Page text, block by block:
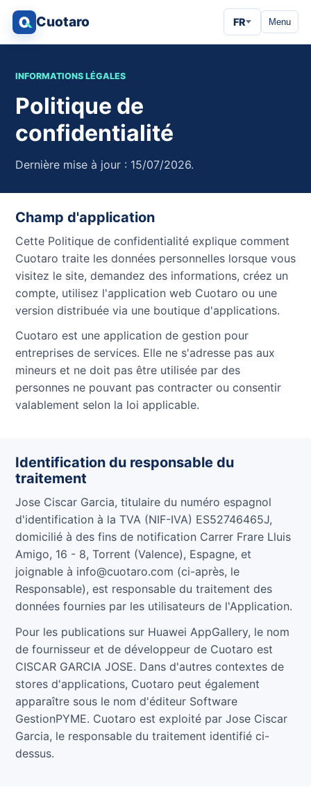
Cuotaro FR Menu
INFORMATIONS LÉGALES
Politique de
confidentialité
Dernière mise à jour : 15/07/2026.
Champ d'application
Cette Politique de confidentialité explique comment
Cuotaro traite les données personnelles lorsque vous
visitez le site, demandez des informations, créez un
compte, utilisez l'application web Cuotaro ou une
version distribuée via une boutique d'applications.
Cuotaro est une application de gestion pour
entreprises de services. Elle ne s'adresse pas aux
mineurs et ne doit pas être utilisée par des
personnes ne pouvant pas contracter ou consentir
valablement selon la loi applicable.
Identification du responsable du
traitement
Jose Ciscar Garcia, titulaire du numéro espagnol
d'identification à la TVA (NIF-IVA) ES52746465J,
domicilié à des fins de notification Carrer Frare Lluis
Amigo, 16 - 8, Torrent (Valence), Espagne, et
joignable à info@cuotaro.com (ci-après, le
Responsable), est responsable du traitement des
données fournies par les utilisateurs de l'Application.
Pour les publications sur Huawei AppGallery, le nom
de fournisseur et de développeur de Cuotaro est
CISCAR GARCIA JOSE. Dans d'autres contextes de
stores d'applications, Cuotaro peut également
apparaître sous le nom d'éditeur Software
GestionPYME. Cuotaro est exploité par Jose Ciscar
Garcia, le responsable du traitement identifié ci-
dessus.